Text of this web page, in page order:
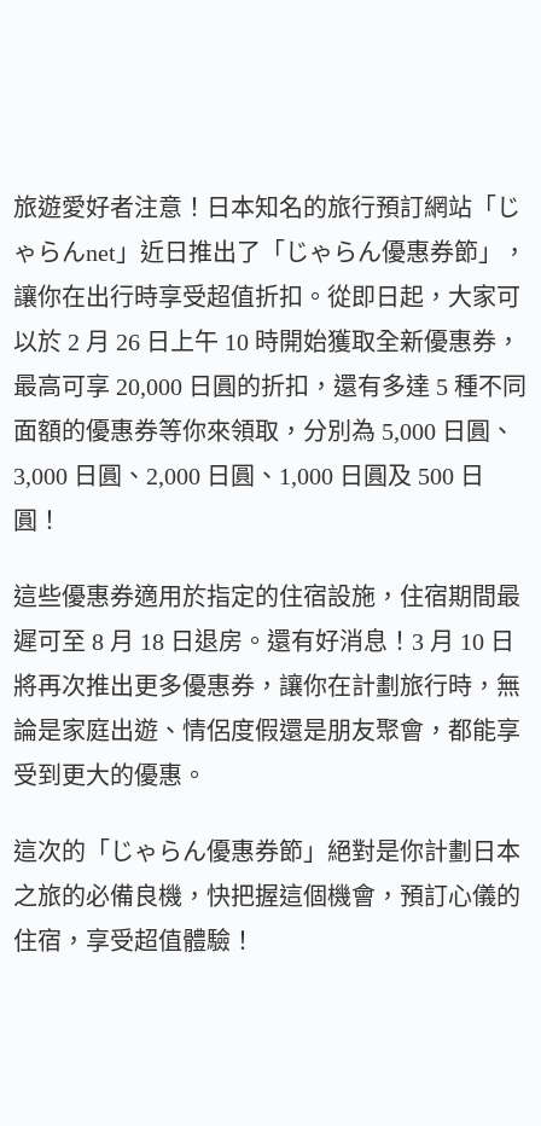
旅遊愛好者注意！日本知名的旅行預訂網站「じ
ゃらんnet」近日推出了「じゃらん優惠券節」，
讓你在出行時享受超值折扣。從即日起，大家可
以於 2 月 26 日上午 10 時開始獲取全新優惠券，
最高可享 20,000 日圓的折扣，還有多達 5 種不同
面額的優惠券等你來領取，分別為 5,000 日圓、
3,000 日圓、2,000 日圓、1,000 日圓及 500 日
圓！
這些優惠券適用於指定的住宿設施，住宿期間最
遲可至 8 月 18 日退房。還有好消息！3 月 10 日
將再次推出更多優惠券，讓你在計劃旅行時，無
論是家庭出遊、情侶度假還是朋友聚會，都能享
受到更大的優惠。
這次的「じゃらん優惠券節」絕對是你計劃日本
之旅的必備良機，快把握這個機會，預訂心儀的
住宿，享受超值體驗！